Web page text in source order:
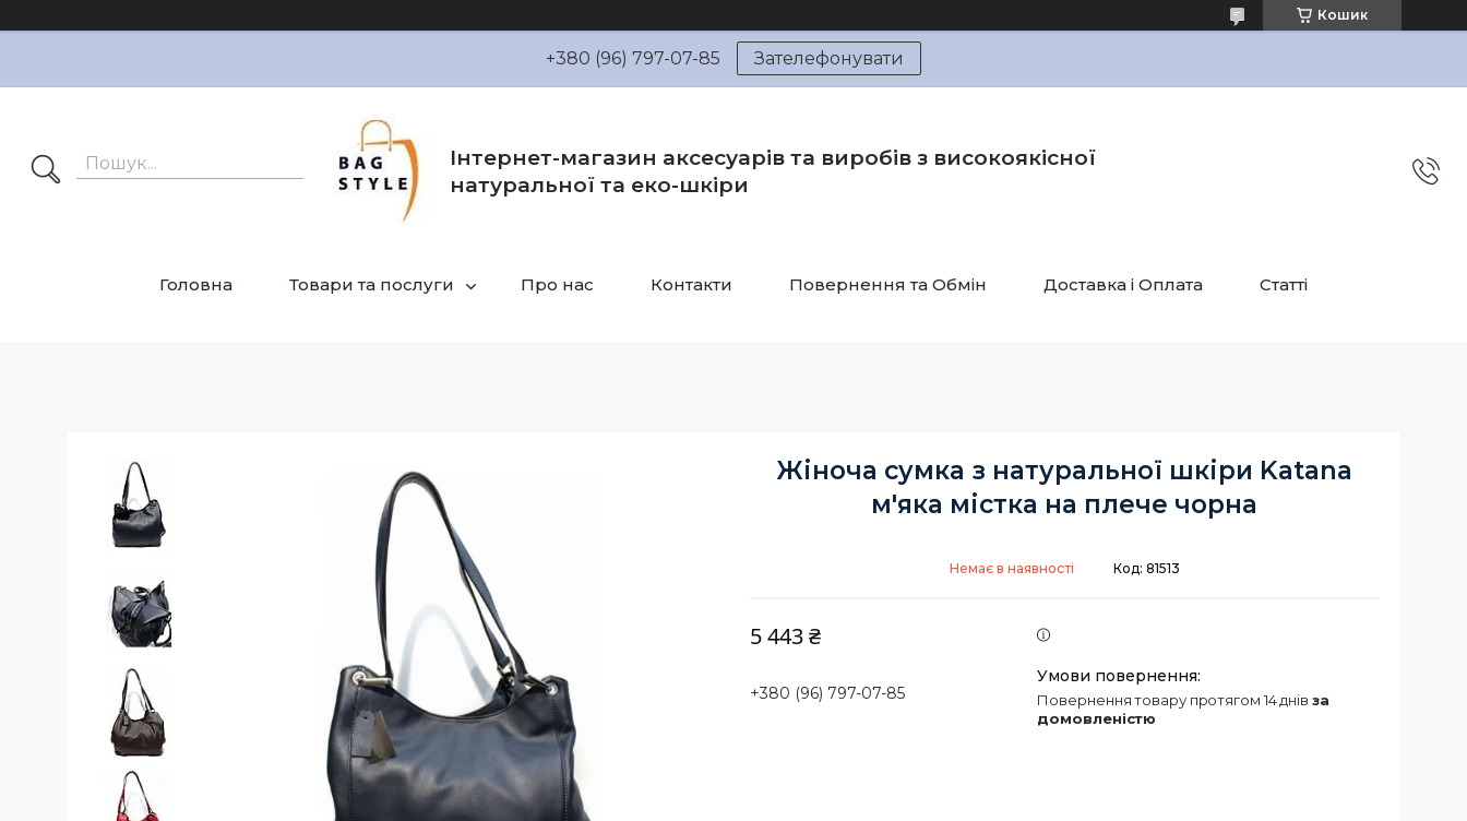
Кошик
+380 (96) 797-07-85 Зателефонувати
Інтернет-магазин аксесуарів та виробів з високоякісної
натуральної та еко-шкіри
Головна Товари та послуги Про нас Контакти Повернення та Обмін Доставка і Оплата Статті
Жіноча сумка з натуральної шкіри Katana
м'яка містка на плече чорна
Немає в наявності Код: 81513
5 443 ₴
+380 (96) 797-07-85 повернення товару протягом 14 днів за
домовленістю